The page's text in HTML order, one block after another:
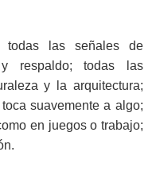
todas las señales de
y respaldo; todas las
y la arquitectura;
suavemente a algo;
en juegos o trabajo;